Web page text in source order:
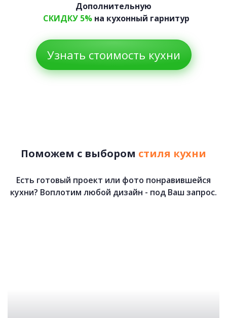
Дополнительную
СКИДКУ 5%на кухонный гарнитур
Узнать стоимость кухни
Поможем с выбором стиля кухни
Есть готовый проект или фото понравившейся
кухни? Воплотим любой дизайн - под Ваш запрос.